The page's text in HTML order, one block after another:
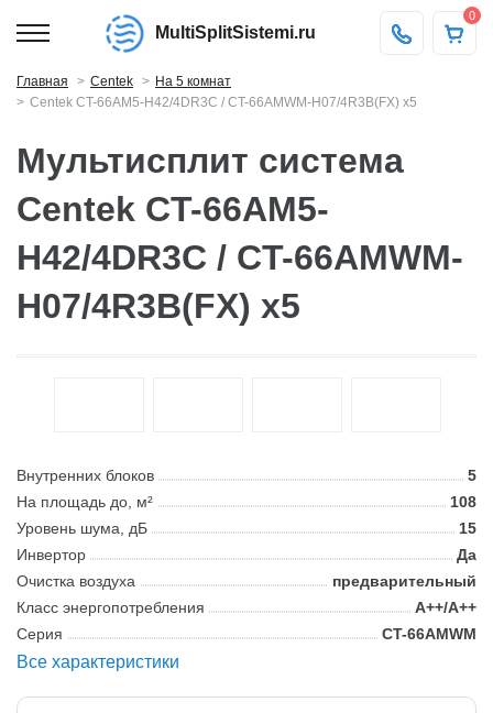
MultiSplitSistemi.ru
0
Главная Centek
На 5 комнат
Centek CT-66AM5-H42/4DR3C / CT-66AMWM-H07/4R3B(FX) x5
Мультисплит система
Centek CT-66AM5-
H42/4DR3C / CT-66AMWM-
H07/4R3B(FX) x5
Внутренних блоков
5
На площадь до, м²
108
Уровень шума, дБ
15
Инвертор
Да
Очистка воздуха
предварительный
Класс энергопотребления
A++/A++
Серия
CT-66AMWM
Все характеристики